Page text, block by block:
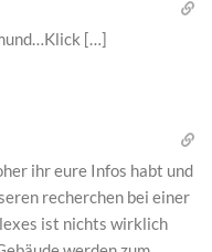
[…]
ihr eure Infos habt und
recherchen bei einer
ist nichts wirklich